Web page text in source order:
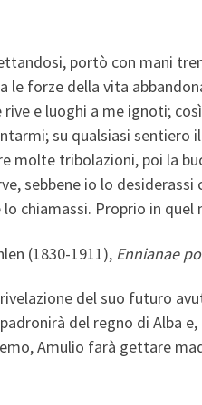
portò con mani
le forze della vita
e luoghi a me ignoti;
su qualsiasi sentiero
molte tribolazioni, poi la
sebbene io lo
chiamassi. Proprio in
(1830-1911), Ennianae
del suo futuro
del regno di Alba
Amulio farà gettare